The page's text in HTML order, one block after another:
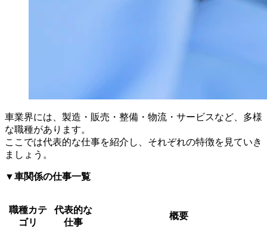
車業界には、製造・販売・整備・物流・サービスなど、多様
な職種があります。
ここでは代表的な仕事を紹介し、それぞれの特徴を見ていき
ましょう。
▼車関係の仕事一覧
職種カテ
ゴリ
代表的な
仕事
概要